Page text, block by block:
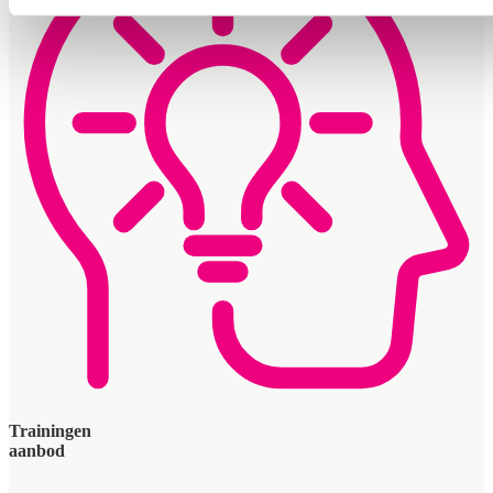
Trainingen
aanbod